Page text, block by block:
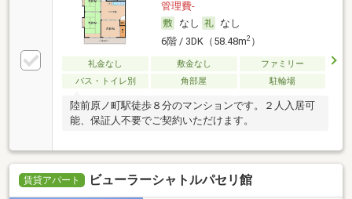
管理費-
なし
なし
6階 / 3DK（58.48m2）
礼金なし 敷金なし
ファミリー
バス・トイレ別
角部屋 駐輪場
陸前原ノ町駅徒歩８分のマンションです。２人入居可
能、保証人不要でご契約いただけます。
賃貸アパート ビューラーシャトルパセリ館